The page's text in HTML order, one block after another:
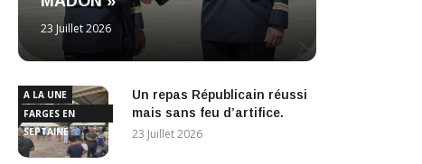
23 Juillet 2026
A LA UNE
FARGES EN
SEPTAINE
Un repas Républicain réussi
mais sans feu d’artifice.
23 Juillet 2026